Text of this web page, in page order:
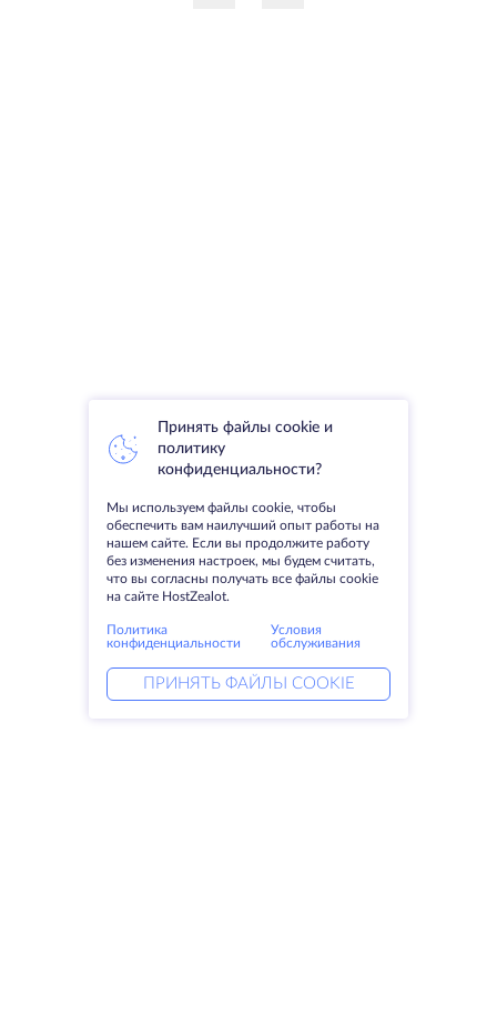
Принять файлы cookie и
политику
конфиденциальности?
Мы используем файлы cookie, чтобы
обеспечить вам наилучший опыт работы на
нашем сайте. Если вы продолжите работу
без изменения настроек, мы будем считать,
что вы согласны получать все файлы cookie
на сайте HostZealot.
Политика
конфиденциальности
Условия
обслуживания
ПРИНЯТЬ ФАЙЛЫ COOKIE